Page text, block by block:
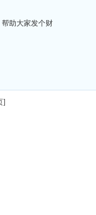
助大家发个财
]